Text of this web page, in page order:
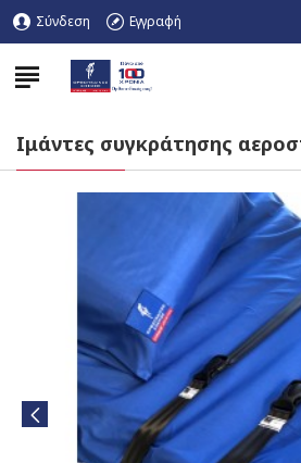
Σύνδεση Εγγραφή
Ιμάντες συγκράτησης